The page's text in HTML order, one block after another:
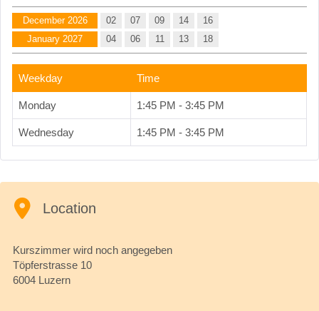
December 2026 02 07 09 14
16
January 2027
04 06 11 13 18
Weekday Time
Monday 1:45 PM - 3:45 PM
Wednesday 1:45 PM - 3:45 PM
Location
Kurszimmer wird noch angegeben
Töpferstrasse 10
6004 Luzern